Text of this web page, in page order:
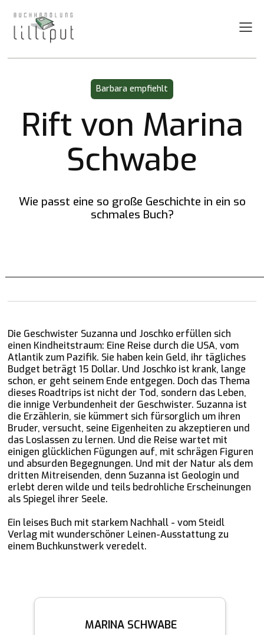
Barbara empfiehlt
Rift von Marina
Schwabe
Wie passt eine so große Geschichte in ein so
schmales Buch?
MARINA SCHWABE
Die Geschwister Suzanna und Joschko erfüllen sich
einen Kindheitstraum: Eine Reise durch die USA, vom
Atlantik zum Pazifik. Sie haben kein Geld, ihr tägliches
Budget beträgt 15 Dollar. Und Joschko ist krank, lange
schon, er geht seinem Ende entgegen. Doch das Thema
dieses Roadtrips ist nicht der Tod, sondern das Leben,
die innige Verbundenheit der Geschwister. Suzanna ist
die Erzählerin, sie kümmert sich fürsorglich um ihren
Bruder, versucht, seine Eigenheiten zu akzeptieren und
das Loslassen zu lernen. Und die Reise wartet mit
einigen glücklichen Fügungen auf, mit schrägen Figuren
und absurden Begegnungen. Und mit der Natur als dem
dritten Mitreisenden, denn Suzanna ist Geologin und
erlebt deren wilde und teils bedrohliche Erscheinungen
als Spiegel ihrer Seele.
Ein leises Buch mit starkem Nachhall - vom Steidl
Verlag mit wunderschöner Leinen-Ausstattung zu
einem Buchkunstwerk veredelt.